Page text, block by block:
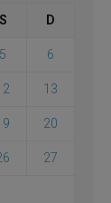
S D
5 6
13
20
27